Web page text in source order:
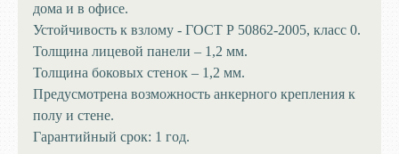
дома и в офисе.
Устойчивость к взлому - ГОСТ Р 50862-2005, класс 0.
Толщина лицевой панели – 1,2 мм.
Толщина боковых стенок – 1,2 мм.
Предусмотрена возможность анкерного крепления к
полу и стене.
Гарантийный срок: 1 год.